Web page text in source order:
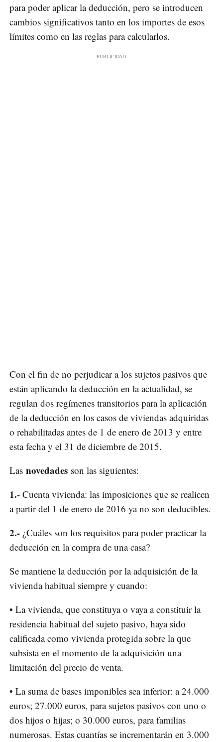
para poder aplicar la deducción, pero se introducen
cambios significativos tanto en los importes de esos
límites como en las reglas para calcularlos.
Con el fin de no perjudicar a los sujetos pasivos que
están aplicando la deducción en la actualidad, se
regulan dos regímenes transitorios para la aplicación
de la deducción en los casos de viviendas adquiridas
o rehabilitadas antes de 1 de enero de 2013 y entre
esta fecha y el 31 de diciembre de 2015.
Las novedades son las siguientes:
1.- Cuenta vivienda: las imposiciones que se realicen
a partir del 1 de enero de 2016 ya no son deducibles.
2.- ¿Cuáles son los requisitos para poder practicar la
deducción en la compra de una casa?
Se mantiene la deducción por la adquisición de la
vivienda habitual siempre y cuando:
• La vivienda, que constituya o vaya a constituir la
residencia habitual del sujeto pasivo, haya sido
calificada como vivienda protegida sobre la que
subsista en el momento de la adquisición una
limitación del precio de venta.
• La suma de bases imponibles sea inferior: a 24.000
euros; 27.000 euros, para sujetos pasivos con uno o
dos hijos o hijas; o 30.000 euros, para familias
numerosas. Estas cuantías se incrementarán en 3.000